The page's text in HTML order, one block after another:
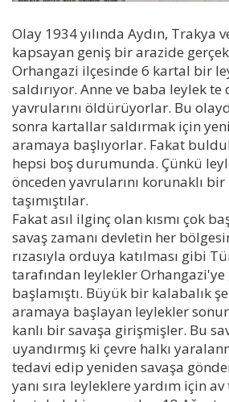
Olay 1934 yılında Aydın, Trakya
kapsayan geniş bir arazide
Orhangazi ilçesinde 6 kartal bir
saldırıyor. Anne ve baba leylek
yavrularını öldürüyorlar. Bu
sonra kartallar saldırmak için
aramaya başlıyorlar. Fakat
hepsi boş durumunda. Çünkü
önceden yavrularını korunaklı
taşımıştılar.
Fakat asıl ilginç olan kısmı çok
savaş zamanı devletin her
rızasıyla orduya katılması gibi
tarafından leylekler Orhangazi'ye
başlamıştı. Büyük bir kalabalık
aramaya başlayan leylekler
kanlı bir savaşa girişmişler. Bu
uyandırmış ki çevre halkı
tedavi edip yeniden savaşa
yanı sıra leyleklere yardım için